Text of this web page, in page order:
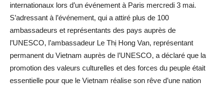
internationaux lors d’un événement à Paris mercredi 3 mai.
S’adressant à l’événement, qui a attiré plus de 100
ambassadeurs et représentants des pays auprès de
l’UNESCO, l’ambassadeur Le Thị Hong Van, représentant
permanent du Vietnam auprès de l’UNESCO, a déclaré que la
promotion des valeurs culturelles et des forces du peuple était
essentielle pour que le Vietnam réalise son rêve d’une nation